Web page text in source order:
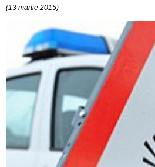
(13 martie 2015)